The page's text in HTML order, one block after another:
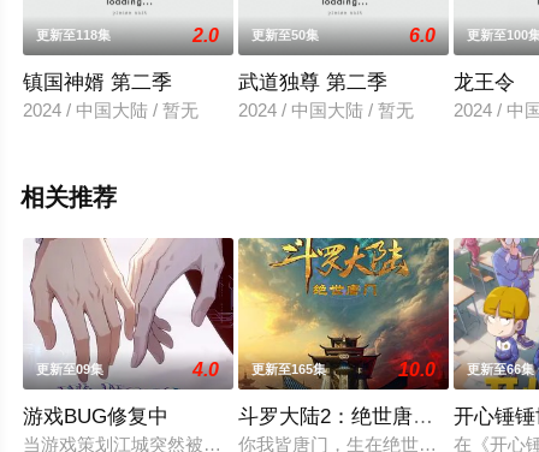
更新至118集 2.0
镇国神婿 第二季
2024 / 中国大陆 / 暂无
更新至50集 6.0
武道独尊 第二季
2024 / 中国大陆 / 暂无
更新至100
龙王令
2024 / 中
相关推荐
更新至09集 4.0
游戏BUG修复中
当游戏策划江城突然被拉进自己精心打造的数字世界时，他原
更新至165集 10.0
斗罗大陆2：绝世唐门2023
你我皆唐门，生在绝世中——腾讯视
更新至66集
开心锤
在《开心